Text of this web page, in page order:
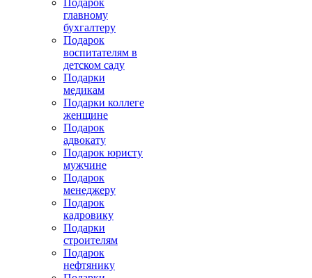
Подарок
главному
бухгалтеру
Подарок
воспитателям в
детском саду
Подарки
медикам
Подарки коллеге
женщине
Подарок
адвокату
Подарок юристу
мужчине
Подарок
менеджеру
Подарок
кадровику
Подарки
строителям
Подарок
нефтянику